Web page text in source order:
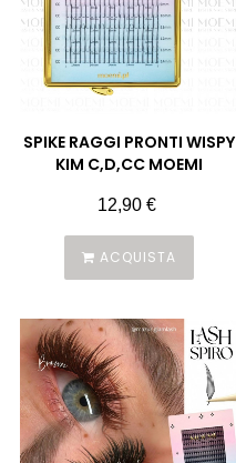
SPIKE RAGGI PRONTI WISPY
KIM C,D,CC MOEMI
Prezzo
12,90 €
ACQUISTA